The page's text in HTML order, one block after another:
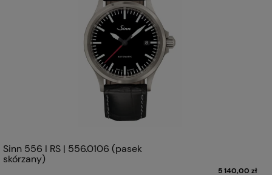
Sinn 556 I RS | 556.0106 (pasek
skórzany)
5 140,00 zł